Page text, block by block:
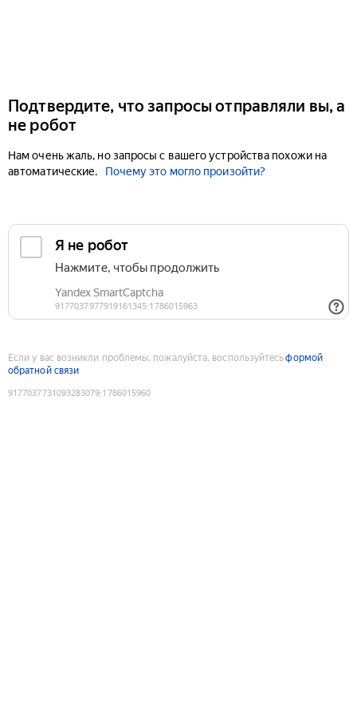
Подтвердите, что запросы отправляли вы, а
не робот
Нам очень жаль, но запросы с вашего устройства похожи на
автоматические.
Почему это могло произойти?
Если у вас возникли проблемы, пожалуйста, воспользуйтесьформой
обратной связи
9177037731093283079:1786015960